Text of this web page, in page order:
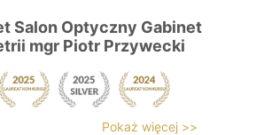
Salon Optyczny Gabinet
mgr Piotr Przywecki
Pokaż więcej >>